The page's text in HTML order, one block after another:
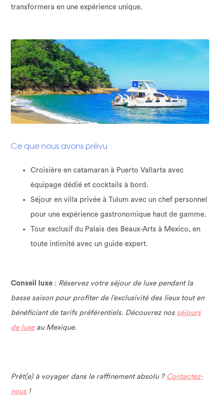
transformera en une expérience unique.
Ce que nous avons prévu :
Croisière en catamaran à Puerto Vallarta avec
équipage dédié et cocktails à bord.
Séjour en villa privée à Tulum avec un chef personnel
pour une expérience gastronomique haut de gamme.
Tour exclusif du Palais des Beaux-Arts à Mexico, en
toute intimité avec un guide expert.
Conseil luxe : Réservez votre séjour de luxe pendant la
basse saison pour profiter de l’exclusivité des lieux tout en
bénéficiant de tarifs préférentiels. Découvrez nos séjours
de luxeau Mexique.
Prêt(e) à voyager dans le raffinement absolu ? Contactez-
nous!